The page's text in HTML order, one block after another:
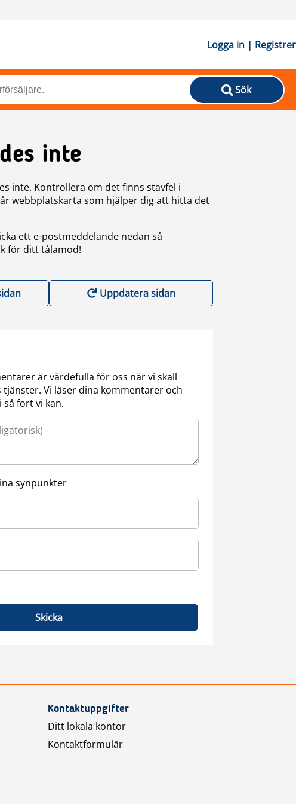
Logga in |
Sök
inte
inte. Kontrollera om det finns stavfel i
webbplatskarta som hjälper dig att hitta det
ett e-postmeddelande nedan så
för ditt tålamod!
Uppdatera sidan
är värdefulla för oss när vi skall
tjänster. Vi läser dina kommentarer och
fort vi kan.
synpunkter
Skicka
Kontaktuppgifter
Ditt lokala kontor
Kontaktformulär